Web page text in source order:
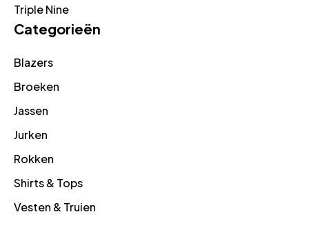
Triple Nine
Categorieën
Blazers
Broeken
Jassen
Jurken
Rokken
Shirts & Tops
Vesten & Truien